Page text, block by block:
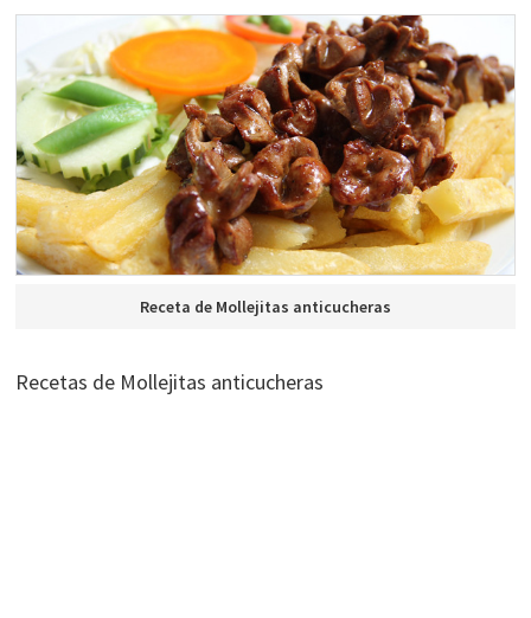
Receta de Mollejitas anticucheras
Recetas de Mollejitas anticucheras